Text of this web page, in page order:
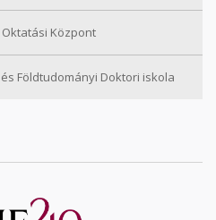
Központ
Földtudományi Doktori iskola